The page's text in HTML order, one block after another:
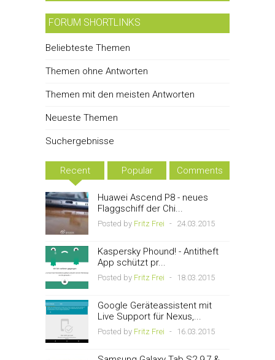
FORUM SHORTLINKS
Beliebteste Themen
Themen ohne Antworten
Themen mit den meisten Antworten
Neueste Themen
Suchergebnisse
Recent Popular Comments
Huawei Ascend P8 - neues
Flaggschiff der Chi...
Posted by Fritz Frei - 24.03.2015
Kaspersky Phound! - Antitheft
App schützt pr...
Posted by Fritz Frei - 18.03.2015
Google Geräteassistent mit
Live Support für Nexus,...
Posted by Fritz Frei - 16.03.2015